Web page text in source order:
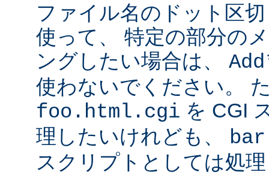
ファイル名のドット区
使って、 特定の部分の
ングしたい場合は、
使わないでください。
foo.html.cgi を CGI
理したいけれども、
スクリプトとしては処